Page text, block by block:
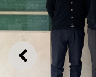
ANTERIOR